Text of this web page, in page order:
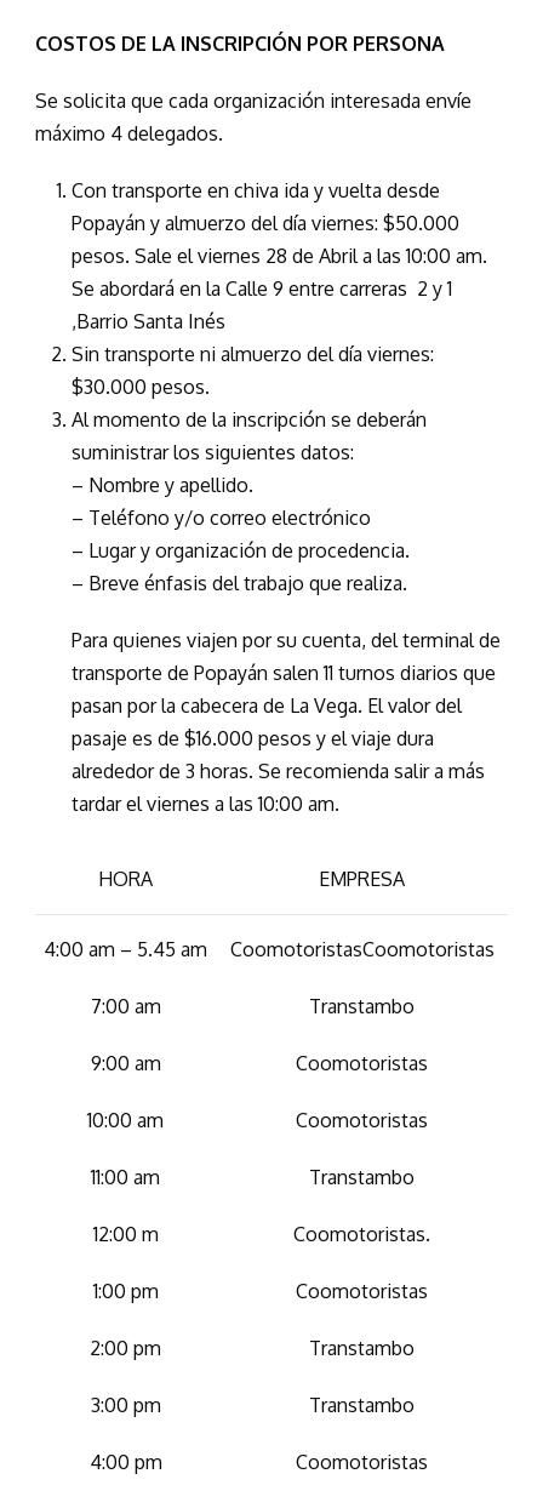
COSTOS DE LA INSCRIPCIÓN POR PERSONA
Se solicita que cada organización interesada envíe
máximo 4 delegados.
Con transporte en chiva ida y vuelta desde
Popayán y almuerzo del día viernes: $50.000
pesos. Sale el viernes 28 de Abril a las 10:00 am.
Se abordará en la Calle 9 entre carreras 2 y 1
,Barrio Santa Inés
Sin transporte ni almuerzo del día viernes:
$30.000 pesos.
Al momento de la inscripción se deberán
suministrar los siguientes datos:
– Nombre y apellido.
– Teléfono y/o correo electrónico
– Lugar y organización de procedencia.
– Breve énfasis del trabajo que realiza.
Para quienes viajen por su cuenta, del terminal de
transporte de Popayán salen 11 turnos diarios que
pasan por la cabecera de La Vega. El valor del
pasaje es de $16.000 pesos y el viaje dura
alrededor de 3 horas. Se recomienda salir a más
tardar el viernes a las 10:00 am.
HORA EMPRESA
4:00 am – 5.45 am
7:00 am
9:00 am
10:00 am
11:00 am
12:00 m
1:00 pm
2:00 pm
3:00 pm
4:00 pm
CoomotoristasCoomotoristas
Transtambo
Coomotoristas
Coomotoristas
Transtambo
Coomotoristas.
Coomotoristas
Transtambo
Transtambo
Coomotoristas